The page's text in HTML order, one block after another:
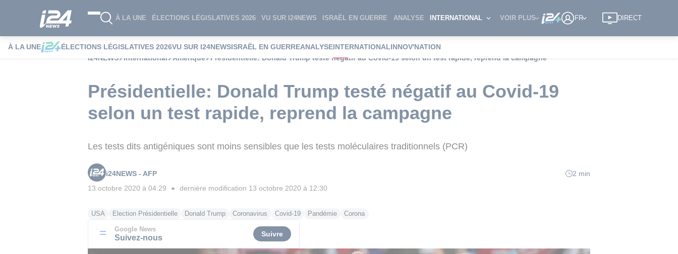
À LA UNE ÉLECTIONS LÉGISLATIVES 2026 VU SUR I24NEWS ISRAËL EN GUERRE ANALYSE INTERNATIONAL VOIR PLUS FR DIRECT
À LA UNE ÉLECTIONS LÉGISLATIVES 2026VU SUR I24NEWSISRAËL EN GUERREANALYSEINTERNATIONALINNOV'NATION
i24NEWS
International Amérique Présidentielle: Donald Trump testé négatif au Covid-19 selon un test rapide, reprend la campagne
Présidentielle: Donald Trump testé négatif au Covid-19
selon un test rapide, reprend la campagne
Les tests dits antigéniques sont moins sensibles que les tests moléculaires traditionnels (PCR)
i24NEWS - AFP
2 min
13 octobre 2020 à 04:29 ■ dernière modification 13 octobre 2020 à 12:30
USA Election Présidentielle Donald Trump Coronavirus Covid-19 Pandémie Corona
Google News
Suivez-nous Suivre